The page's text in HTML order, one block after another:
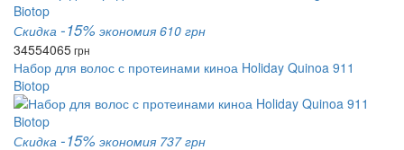
Скидка -15% экономия 610 грн
34554065грн
Набор для волос с протеинами киноа Holiday Quinoa 911
Biotop
Скидка -15% экономия 737 грн